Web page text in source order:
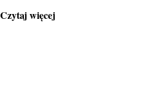
Czytaj więcej